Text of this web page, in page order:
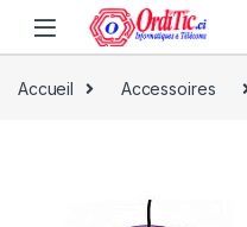
Accueil Accessoires